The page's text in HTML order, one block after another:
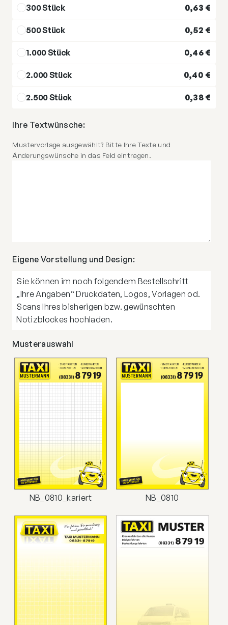
300 Stück 0,63 €
500 Stück 0,52 €
1.000 Stück 0,46 €
2.000 Stück 0,40 €
2.500 Stück 0,38 €
Ihre Textwünsche:
Mustervorlage ausgewählt? Bitte Ihre Texte und
Änderungswünsche in das Feld eintragen.
Eigene Vorstellung und Design:
Sie können im noch folgendem Bestellschritt
„Ihre Angaben“ Druckdaten, Logos, Vorlagen od.
Scans Ihres bisherigen bzw. gewünschten
Notizblockes hochladen.
Musterauswahl
NB_0810_kariert NB_0810